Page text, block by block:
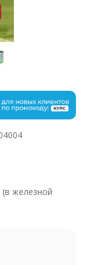
железной